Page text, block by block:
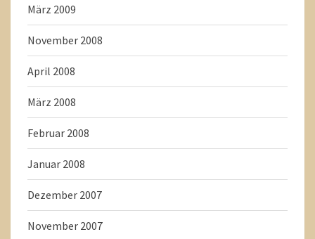
März 2009
November 2008
April 2008
März 2008
Februar 2008
Januar 2008
Dezember 2007
November 2007